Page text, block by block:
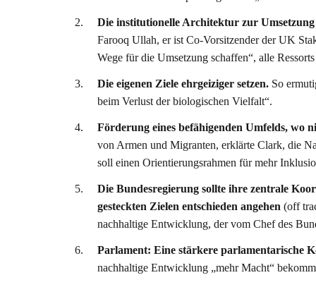
Die institutionelle Architektur zur
Farooq Ullah, er ist Co-Vorsitzender der UK
Wege für die Umsetzung schaffen“, alle
Die eigenen Ziele ehrgeiziger setzen. So
beim Verlust der biologischen Vielfalt“.
Förderung eines befähigenden Umfelds, wo
von Armen und Migranten, erklärte Clark, die
soll einen Orientierungsrahmen für mehr
Die Bundesregierung sollte ihre zentrale
gesteckten Zielen entschieden angehen (off
nachhaltige Entwicklung, der vom Chef des
Parlament: Eine stärkere parlamentarische
nachhaltige Entwicklung „mehr Macht“